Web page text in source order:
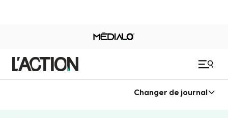
Changer de journal